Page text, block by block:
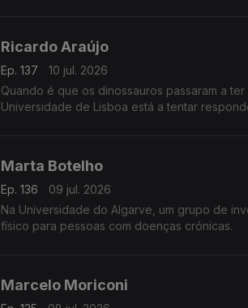
Ricardo Araújo
Ep. 137
10 jul. 2026
Quando é que os dinossauros passaram a
Universidade de Lisboa está a tentar
Marta Botelho
Ep. 136
09 jul. 2026
Na Universidade do Algarve, um grupo de
físico para pessoas com doenças crónicas.
Marcelo Moriconi